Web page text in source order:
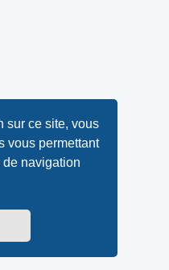
sur ce site, vous
vous permettant
de navigation